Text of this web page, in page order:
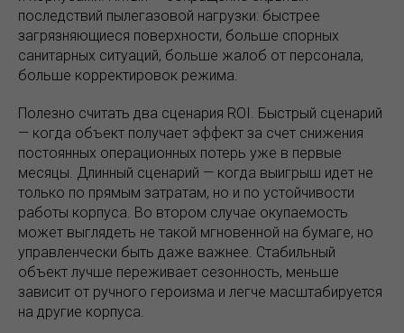
последствий пылегазовой нагрузки: быстрее
загрязняющиеся поверхности, больше спорных
санитарных ситуаций, больше жалоб от персонала,
больше корректировок режима.
Полезно считать два сценария ROI. Быстрый сценарий
— когда объект получает эффект за счет снижения
постоянных операционных потерь уже в первые
месяцы. Длинный сценарий — когда выигрыш идет не
только по прямым затратам, но и по устойчивости
работы корпуса. Во втором случае окупаемость
может выглядеть не такой мгновенной на бумаге, но
управленчески быть даже важнее. Стабильный
объект лучше переживает сезонность, меньше
зависит от ручного героизма и легче масштабируется
на другие корпуса.